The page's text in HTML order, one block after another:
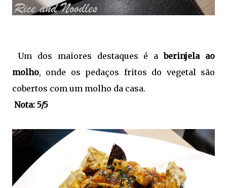
Um dos maiores destaques é aberinjela ao
molho, onde os pedaços fritos do vegetal são
cobertos com um molho da casa.
Nota: 5/5